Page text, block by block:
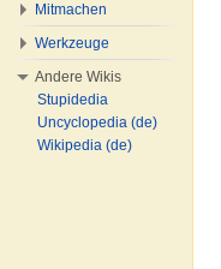
Mitmachen
Werkzeuge
Andere Wikis
Stupidedia
Uncyclopedia (de)
Wikipedia (de)